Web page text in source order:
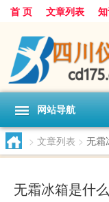
首 页 文章列表
网站导航
> 文章列表 > 无霜
无霜冰箱是什